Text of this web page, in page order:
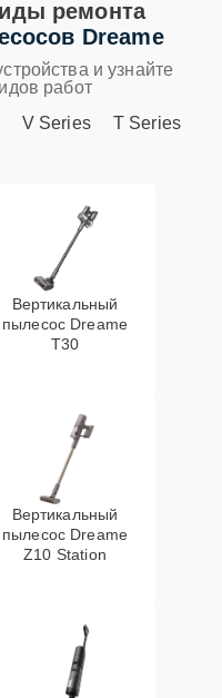
ремонта
Dreame
и узнайте
работ
V Series T Series
Вертикальный
пылесос Dreame
T30
Вертикальный
пылесос Dreame
Z10 Station